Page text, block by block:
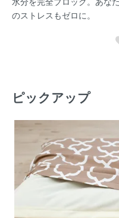
のストレスもゼロに。
ピックアップ